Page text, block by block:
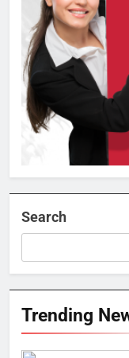
Search
Trending